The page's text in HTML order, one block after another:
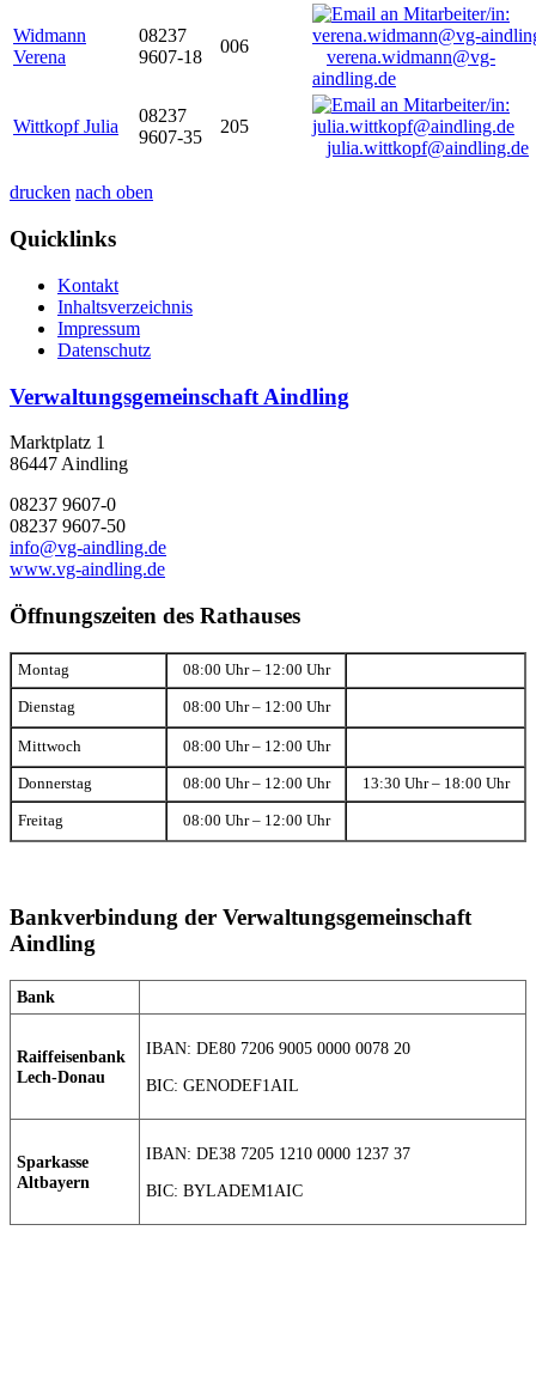
Widmann
Verena
08237
9607-18
006
verena.widmann@vg-
aindling.de
Wittkopf Julia
08237
9607-35
205
julia.wittkopf@aindling.de
drucken nach oben
Quicklinks
Kontakt
Inhaltsverzeichnis
Impressum
Datenschutz
Verwaltungsgemeinschaft Aindling
Marktplatz 1
86447 Aindling
08237 9607-0
08237 9607-50
info@vg-aindling.de
www.vg-aindling.de
Öffnungszeiten des Rathauses
Montag 08:00 Uhr – 12:00 Uhr
Dienstag 08:00 Uhr – 12:00 Uhr
Mittwoch 08:00 Uhr – 12:00 Uhr
Donnerstag 08:00 Uhr – 12:00 Uhr 13:30 Uhr – 18:00 Uhr
Freitag 08:00 Uhr – 12:00 Uhr
Bankverbindung der Verwaltungsgemeinschaft
Aindling
Bank
Raiffeisenbank
Lech-Donau
IBAN: DE80 7206 9005 0000 0078 20
BIC: GENODEF1AIL
Sparkasse
Altbayern
IBAN: DE38 7205 1210 0000 1237 37
BIC: BYLADEM1AIC